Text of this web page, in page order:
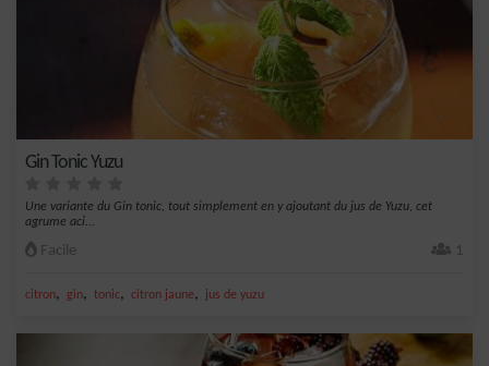
Gin Tonic Yuzu
Une variante du Gin tonic, tout simplement en y ajoutant du jus de Yuzu, cet
agrume aci...
Facile 1
citron, gin, tonic, citron jaune, jus de yuzu